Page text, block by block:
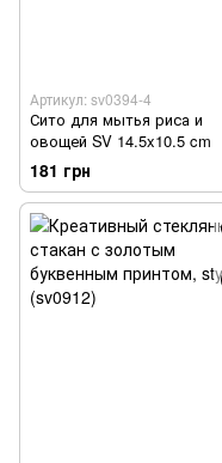
Артикул: sv0394-4
Сито для мытья риса и
овощей SV 14.5x10.5 cm
181 грн